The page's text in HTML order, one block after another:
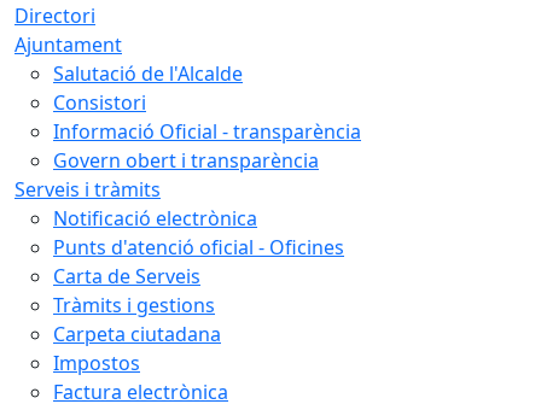
Directori
Ajuntament
Salutació de l'Alcalde
Consistori
Informació Oficial - transparència
Govern obert i transparència
Serveis i tràmits
Notificació electrònica
Punts d'atenció oficial - Oficines
Carta de Serveis
Tràmits i gestions
Carpeta ciutadana
Impostos
Factura electrònica